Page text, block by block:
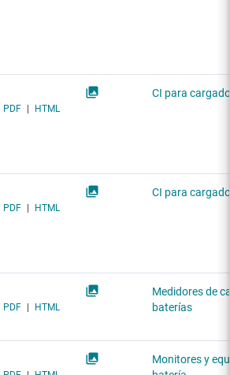
PDF HTML
CI para
PDF HTML
CI para
PDF HTML
Medidores de
baterías
Monitores y